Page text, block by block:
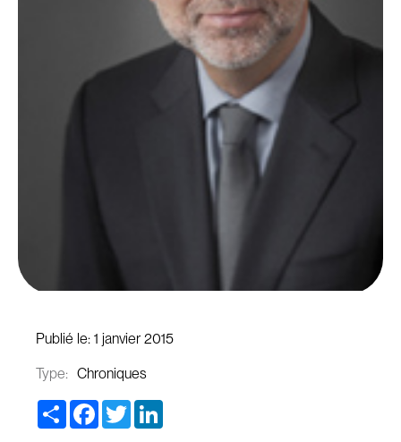
Publié le: 1 janvier 2015
Type: Chroniques
Share Facebook
Twitter